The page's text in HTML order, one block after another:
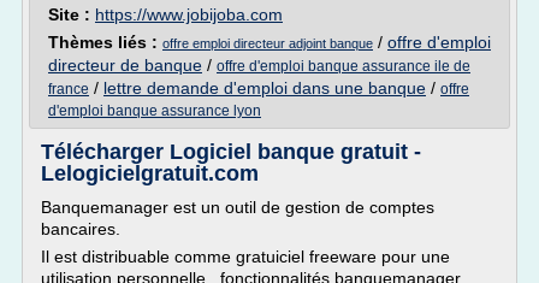
Site : https://www.jobijoba.com
Thèmes liés : offre emploi directeur adjoint banque / offre d'emploi
directeur de banque / offre d'emploi banque assurance ile de
france / lettre demande d'emploi dans une banque / offre
d'emploi banque assurance lyon
Télécharger Logiciel banque gratuit -
Lelogicielgratuit.com
Banquemanager est un outil de gestion de comptes
bancaires.
Il est distribuable comme gratuiciel freeware pour une
utilisation personnelle , fonctionnalités banquemanager